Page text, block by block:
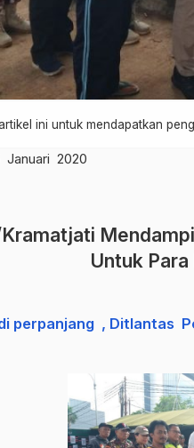
ini untuk mendapatkan
2020
Untuk
perpanjang , Ditlantas